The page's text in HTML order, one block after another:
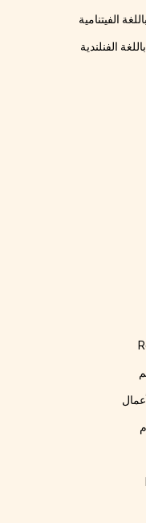
الفيتنامية
الفنلندية